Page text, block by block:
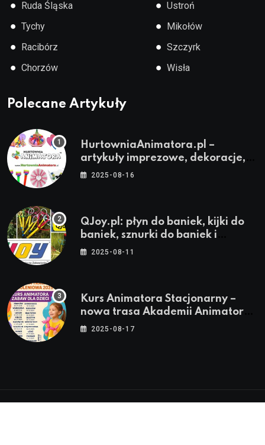
● Ruda Śląska
● Tychy
● Racibórz
● Chorzów
● Ustroń
● Mikołów
● Szczyrk
● Wisła
Polecane Artykuły
HurtowniaAnimatora.pl –
artykuły imprezowe, dekoracje,
stroje i akcesoria dla animatorów
2025-08-16
QJoy.pl: płyn do baniek, kijki do
baniek, sznurki do baniek i
zestawy do baniek
2025-08-11
Kurs Animatora Stacjonarny –
nowa trasa Akademii Animatora
– jesień 2025
2025-08-17